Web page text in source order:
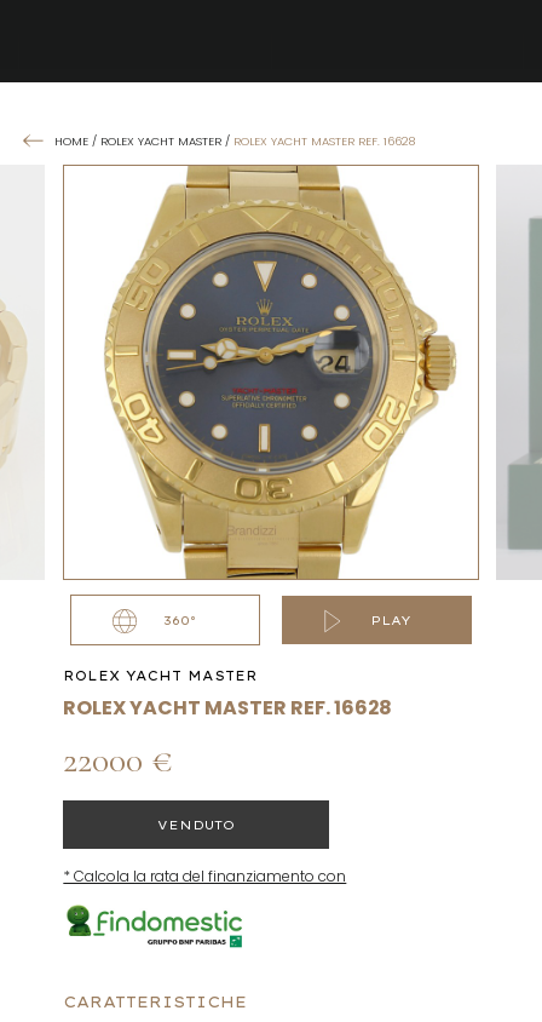
HOME / ROLEX YACHT MASTER / ROLEX YACHT MASTER REF. 16628
360° PLAY
ROLEX YACHT MASTER
ROLEX YACHT MASTER REF. 16628
22000 €
VENDUTO
* Calcola la rata del finanziamento con
CARATTERISTICHE